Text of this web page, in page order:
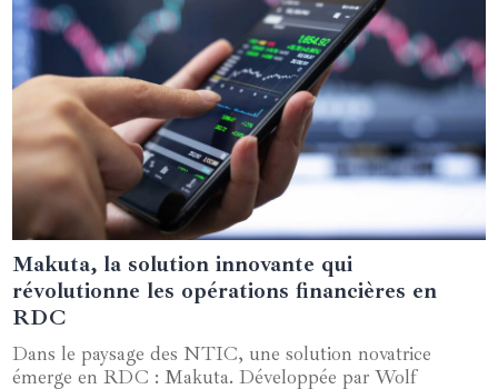
20 juin 2024
Makuta, la solution innovante qui
révolutionne les opérations financières en
RDC
Dans le paysage des NTIC, une solution novatrice
émerge en RDC : Makuta. Développée par Wolf